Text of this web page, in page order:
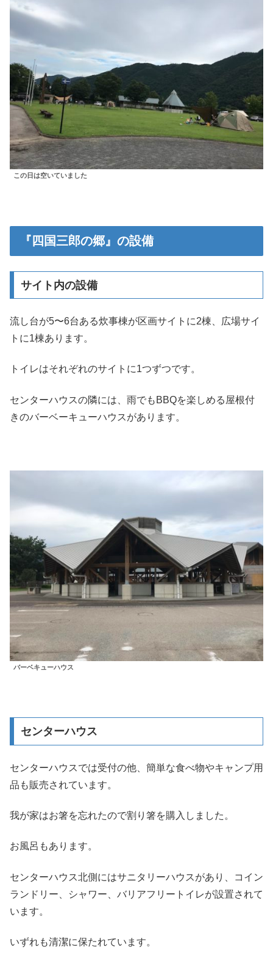
この日は空いていました
『四国三郎の郷』の設備
サイト内の設備
流し台が5〜6台ある炊事棟が区画サイトに2棟、広場サイ
トに1棟あります。
トイレはそれぞれのサイトに1つずつです。
センターハウスの隣には、雨でもBBQを楽しめる屋根付
きのバーベーキューハウスがあります。
バーベキューハウス
センターハウス
センターハウスでは受付の他、簡単な食べ物やキャンプ用
品も販売されています。
我が家はお箸を忘れたので割り箸を購入しました。
お風呂もあります。
センターハウス北側にはサニタリーハウスがあり、コイン
ランドリー、シャワー、バリアフリートイレが設置されて
います。
いずれも清潔に保たれています。